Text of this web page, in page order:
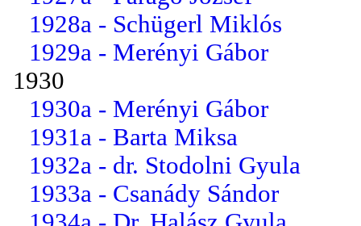
1928a - Schügerl Miklós
1929a - Merényi Gábor
1930
1930a - Merényi Gábor
1931a - Barta Miksa
1932a - dr. Stodolni Gyula
1933a - Csanády Sándor